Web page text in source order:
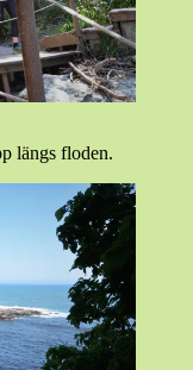
längs floden.